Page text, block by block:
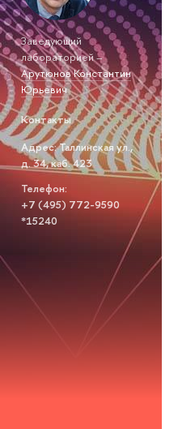
Заведующий
лабораторией –
Арутюнов Константин
Юрьевич
Контакты
Адрес: Таллинская ул.,
д. 34, каб. 423
Телефон:
+7 (495) 772-9590
*15240